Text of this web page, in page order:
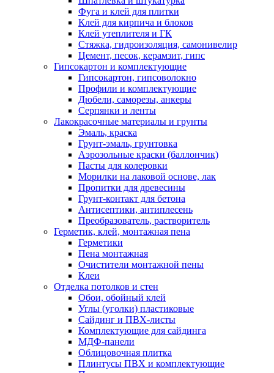
Фуга и клей для плитки
Клей для кирпича и блоков
Клей утеплителя и ГК
Стяжка, гидроизоляция, самонивелир
Цемент, песок, керамзит, гипс
Гипсокартон и комплектующие
Гипсокартон, гипсоволокно
Профили и комплектующие
Дюбели, саморезы, анкеры
Серпянки и ленты
Лакокрасочные материалы и грунты
Эмаль, краска
Грунт-эмаль, грунтовка
Аэрозольные краски (баллончик)
Пасты для колеровки
Морилки на лаковой основе, лак
Пропитки для древесины
Грунт-контакт для бетона
Антисептики, антиплесень
Преобразователь, растворитель
Герметик, клей, монтажная пена
Герметики
Пена монтажная
Очистители монтажной пены
Клеи
Отделка потолков и стен
Обои, обойный клей
Углы (уголки) пластиковые
Сайдинг и ПВХ-листы
Комплектующие для сайдинга
МДФ-панели
Облицовочная плитка
Плинтусы ПВХ и комплектующие